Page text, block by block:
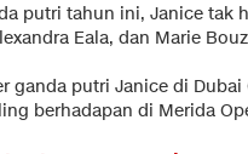
putri tahun ini, Janice tak
Eala, dan Marie
ganda putri Janice di
berhadapan di Merida